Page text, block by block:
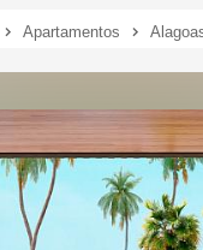
Apartamentos